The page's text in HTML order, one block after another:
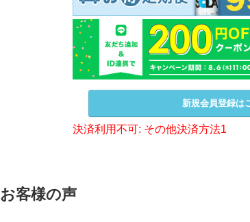
新規会員登録は
決済利用不可: その他決済方法1
お客様の声